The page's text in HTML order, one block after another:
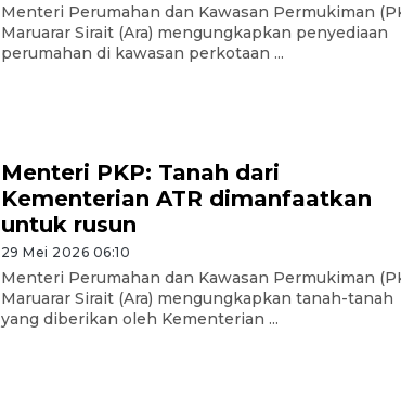
Menteri Perumahan dan Kawasan Permukiman
Maruarar Sirait (Ara) mengungkapkan penyediaan
perumahan di kawasan perkotaan ...
Menteri PKP: Tanah dari
Kementerian ATR dimanfaatkan
untuk rusun
29 Mei 2026 06:10
Menteri Perumahan dan Kawasan Permukiman
Maruarar Sirait (Ara) mengungkapkan tanah-tanah
yang diberikan oleh Kementerian ...